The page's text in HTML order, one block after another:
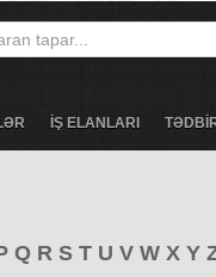
İŞ ELANLARI
Q R S T U V W X Y